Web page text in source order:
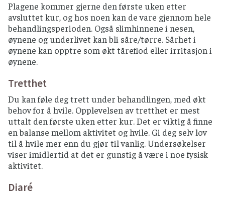
Plagene kommer gjerne den første uken etter
avsluttet kur, og hos noen kan de vare gjennom hele
behandlingsperioden. Også slimhinnene i nesen,
øynene og underlivet kan bli såre/tørre. Sårhet i
øynene kan opptre som økt tåreflod eller irritasjon i
øynene.
Tretthet
Du kan føle deg trett under behandlingen, med økt
behov for å hvile. Opplevelsen av tretthet er mest
uttalt den første uken etter kur. Det er viktig å finne
en balanse mellom aktivitet og hvile. Gi deg selv lov
til å hvile mer enn du gjør til vanlig. Undersøkelser
viser imidlertid at det er gunstig å være i noe fysisk
aktivitet.
Diaré